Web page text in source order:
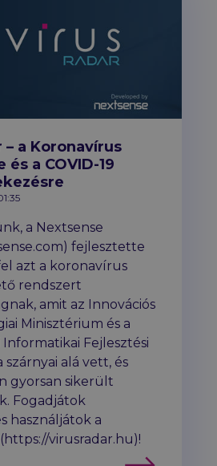
– a Koronavírus
és a COVID-19
a Nextsense
fejlesztette
azt a koronavírus
rendszert
amit az Innovációs
Minisztérium és a
Fejlesztési
szárnyai alá vett, és
gyorsan sikerült
Fogadjátok
használjátok a
virusradar.hu)!
Tovább